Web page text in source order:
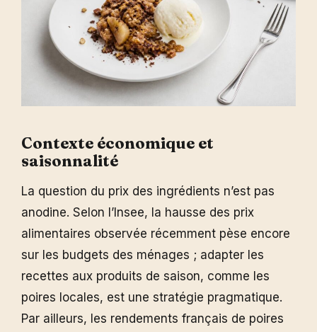
Contexte économique et
saisonnalité
La question du prix des ingrédients n’est pas
anodine. Selon l’Insee, la hausse des prix
alimentaires observée récemment pèse encore
sur les budgets des ménages ; adapter les
recettes aux produits de saison, comme les
poires locales, est une stratégie pragmatique.
Par ailleurs, les rendements français de poires